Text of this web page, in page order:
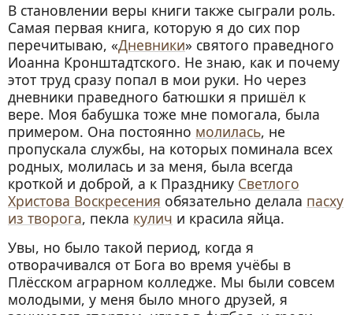
В становлении веры книги также сыграли роль.
Самая первая книга, которую я до сих пор
перечитываю, «Дневники» святого праведного
Иоанна Кронштадтского. Не знаю, как и почему
этот труд сразу попал в мои руки. Но через
дневники праведного батюшки я пришёл к
вере. Моя бабушка тоже мне помогала, была
примером. Она постоянно молилась, не
пропускала службы, на которых поминала всех
родных, молилась и за меня, была всегда
кроткой и доброй, а к Празднику Светлого
Христова Воскресения обязательно делала пасху
из творога, пекла кулич и красила яйца.
Увы, но было такой период, когда я
отворачивался от Бога во время учёбы в
Плёсском аграрном колледже. Мы были совсем
молодыми, у меня было много друзей, я